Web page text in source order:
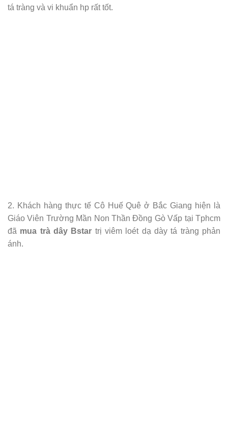
tá tràng và vi khuẩn hp rất tốt.
2. Khách hàng thực tế Cô Huế Quê ở Bắc Giang hiện là
Giáo Viên Trường Mần Non Thần Đồng Gò Vấp tại Tphcm
đã mua trà dây Bstar trị viêm loét dạ dày tá tràng phản
ánh.